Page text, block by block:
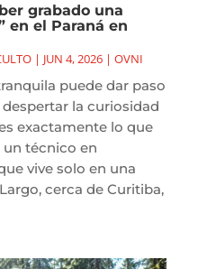
grabado una
en el Paraná en
| JUN 4, 2026| OVNI
puede dar paso
la curiosidad
exactamente lo que
un técnico en
vive solo en una
cerca de Curitiba,